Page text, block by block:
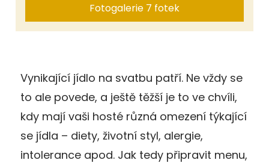
Fotogalerie 7 fotek
Vynikající jídlo na svatbu patří. Ne vždy se
to ale povede, a ještě těžší je to ve chvíli,
kdy mají vaši hosté různá omezení týkající
se jídla – diety, životní styl, alergie,
intolerance apod. Jak tedy připravit menu,